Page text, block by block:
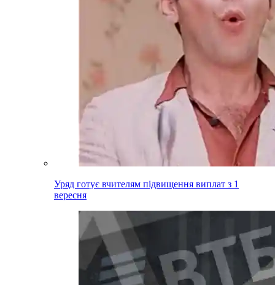
Уряд готує вчителям підвищення виплат з 1
вересня